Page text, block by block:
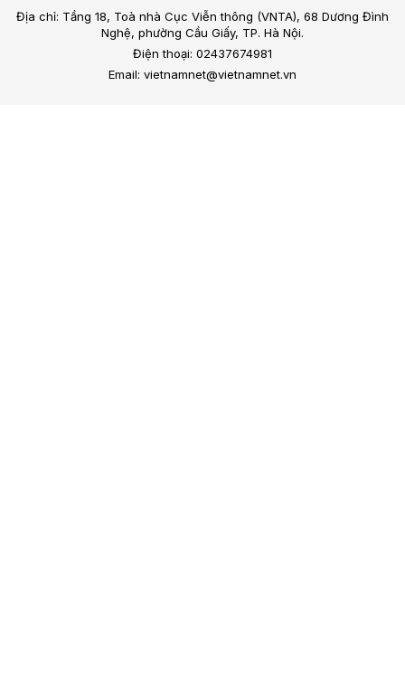
Địa chỉ: Tầng 18, Toà nhà Cục Viễn thông (VNTA), 68 Dương Đình
Nghệ, phường Cầu Giấy, TP. Hà Nội.
Điện thoại: 02437674981
Email: vietnamnet@vietnamnet.vn